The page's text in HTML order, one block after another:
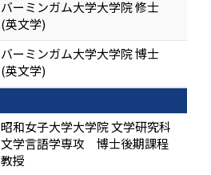
バーミンガム大学大学院 修士
(英文学)
バーミンガム大学大学院 博士
(英文学)
昭和女子大学大学院 文学研究科
文学言語学専攻 博士後期課程
教授